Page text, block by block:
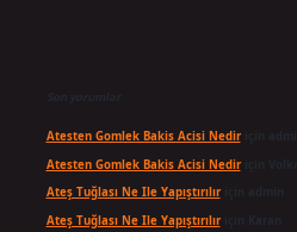
Son yorumlar
Atesten Gomlek Bakis Acisi Nediriçin
Atesten Gomlek Bakis Acisi Nediriçin
Ateş Tuğlası Ne Ile Yapıştırılıriçin
Ateş Tuğlası Ne Ile Yapıştırılıriçin